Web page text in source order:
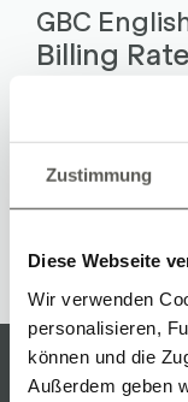
Zustimmung
Diese Webseite
Wir verwenden
personalisieren,
können und die
Außerdem geben
GBC
Billing